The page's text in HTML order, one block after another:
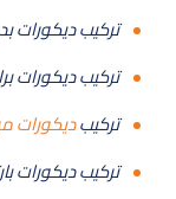
تركيب ديكورات
تركيب ديكورات
تركيبديكورات
تركيب ديكورات